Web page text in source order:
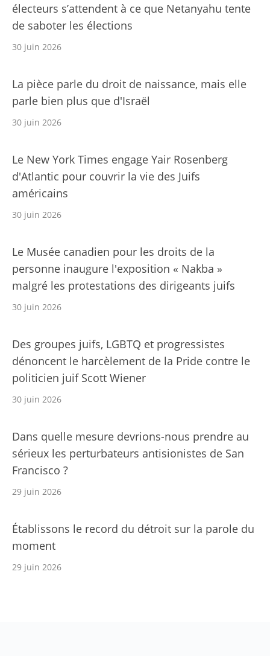
électeurs s’attendent à ce que Netanyahu tente
de saboter les élections
30 juin 2026
La pièce parle du droit de naissance, mais elle
parle bien plus que d'Israël
30 juin 2026
Le New York Times engage Yair Rosenberg
d'Atlantic pour couvrir la vie des Juifs
américains
30 juin 2026
Le Musée canadien pour les droits de la
personne inaugure l'exposition « Nakba »
malgré les protestations des dirigeants juifs
30 juin 2026
Des groupes juifs, LGBTQ et progressistes
dénoncent le harcèlement de la Pride contre le
politicien juif Scott Wiener
30 juin 2026
Dans quelle mesure devrions-nous prendre au
sérieux les perturbateurs antisionistes de San
Francisco ?
29 juin 2026
Établissons le record du détroit sur la parole du
moment
29 juin 2026